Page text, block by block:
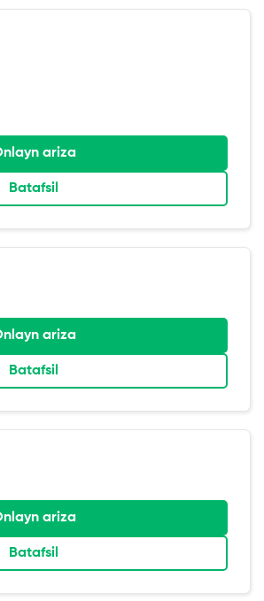
ariza
Batafsil
ariza
Batafsil
ariza
Batafsil